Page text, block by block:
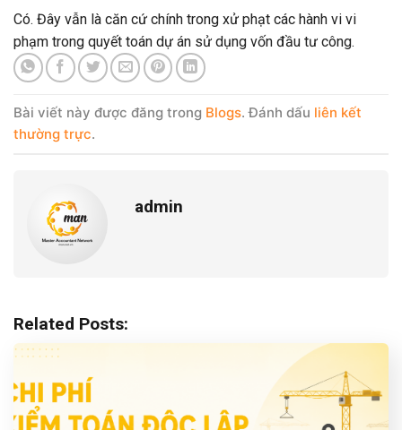
Có. Đây vẫn là căn cứ chính trong xử phạt các hành vi vi
phạm trong quyết toán dự án sử dụng vốn đầu tư công.
Bài viết này được đăng trong Blogs. Đánh dấu liên kết
thường trực.
admin
Related Posts: